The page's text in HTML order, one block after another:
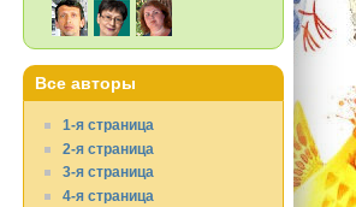
Все авторы
1-я страница
2-я страница
3-я страница
4-я страница